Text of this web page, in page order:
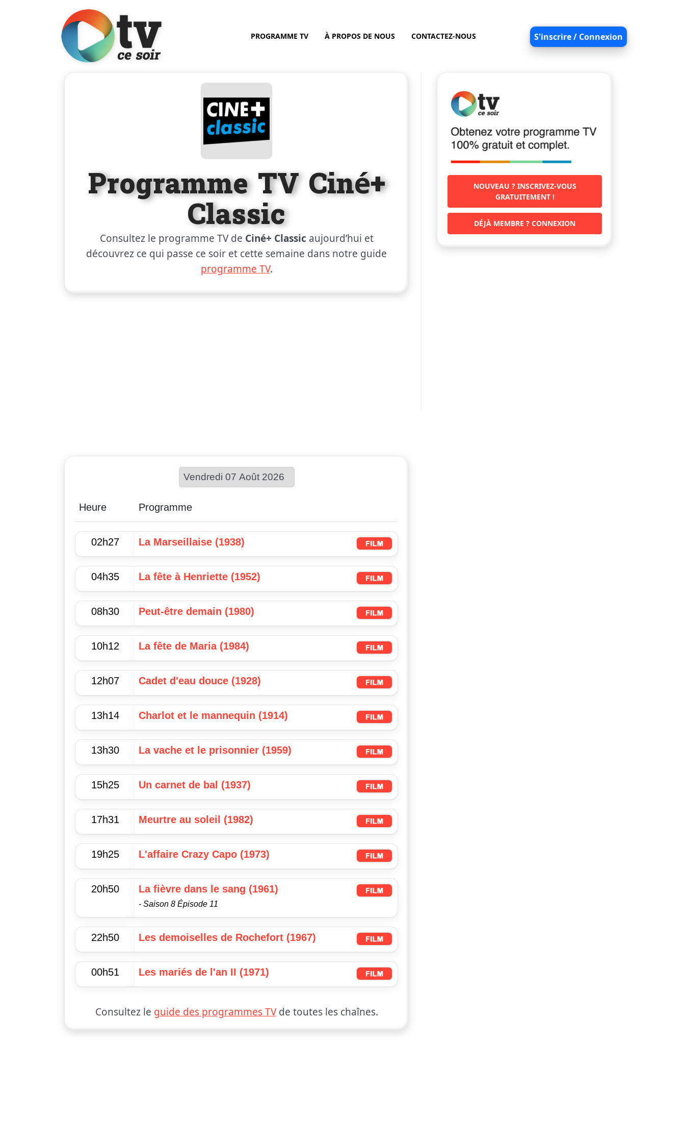
PROGRAMME TV À PROPOS DE NOUS CONTACTEZ-NOUS S'inscrire / Connexion
Programme TV Ciné+
Classic
Consultez le programme TV de Ciné+ Classic aujourd’hui et
découvrez ce qui passe ce soir et cette semaine dans notre guide
programme TV.
Choisir une date :
Heure Programme
02h27 La Marseillaise (1938)
04h35 La fête à Henriette (1952)
08h30 Peut-être demain (1980)
10h12 La fête de Maria (1984)
12h07 Cadet d'eau douce (1928)
13h14 Charlot et le mannequin (1914)
13h30 La vache et le prisonnier (1959)
15h25 Un carnet de bal (1937)
17h31 Meurtre au soleil (1982)
19h25 L'affaire Crazy Capo (1973)
20h50 La fièvre dans le sang (1961)
- Saison 8 Épisode 11
22h50 Les demoiselles de Rochefort (1967)
00h51 Les mariés de l'an II (1971)
Consultez le guide des programmes TVde toutes les chaînes.
NOUVEAU ? INSCRIVEZ-VOUS
GRATUITEMENT !
DÉJÀ MEMBRE ? CONNEXION